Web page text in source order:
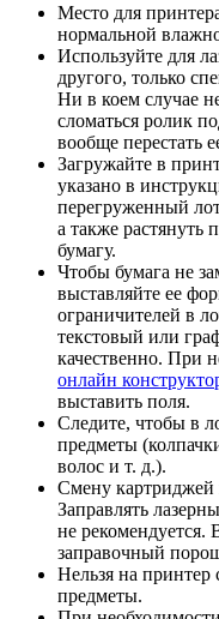
Место для
нормальной
Используйте для
другого, только
Ни в коем случае
сломаться ролик
вообще перестать
Загружайте в
указано в
перегруженный
а также
бумагу.
Чтобы бумага не
выставляйте ее
ограничителей в
текстовый или
качественно. При
онлайн
выставить поля.
Следите, чтобы в
предметы
волос и т. д.).
Смену картриджей
Заправлять
не
заправочный
Нельзя на принтер
предметы.